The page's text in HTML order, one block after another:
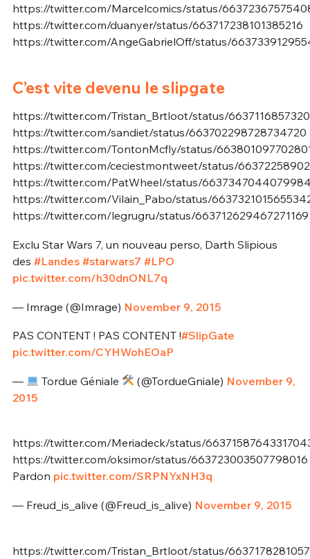
https://twitter.com/Marcelcomics/status/
https://twitter.com/duanyer/status/663717238101385216
https://twitter.com/AngeGabrielOff/status/
C’est vite devenu le slipgate
https://twitter.com/Tristan_Brtloot/status/
https://twitter.com/sandiet/status/663702298728734720
https://twitter.com/TontonMcfly/status/
https://twitter.com/ceciestmontweet/status/
https://twitter.com/PatWheel/status/
https://twitter.com/Vilain_Pabo/status/
https://twitter.com/legrugru/status/663712629467271169
Exclu Star Wars 7, un nouveau perso, Darth Slipious
des #Landes #starwars7 #LPO
pic.twitter.com/h30dnONL7q
— Imrage (@Imrage) November 9, 2015
PAS CONTENT ! PAS CONTENT !#SlipGate
pic.twitter.com/CYHWohEOaP
— Tordue Géniale (@TordueGniale) November 9,
2015
https://twitter.com/Meriadeck/status/
https://twitter.com/oksimor/status/663723003507798016
Pardon pic.twitter.com/SRPNYxNH3q
— Freud_is_alive (@Freud_is_alive) November 9, 2015
https://twitter.com/Tristan_Brtloot/status/